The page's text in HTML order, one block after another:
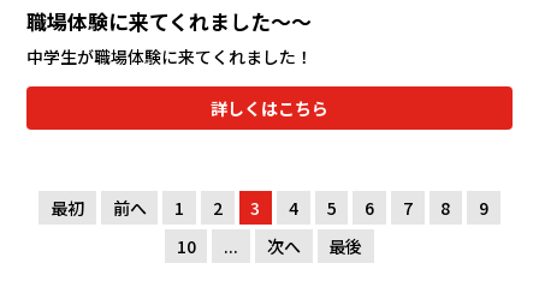
職場体験に来てくれました～～
中学生が職場体験に来てくれました！
詳しくはこちら
最初 前へ 1 2 3 4 5 6 7 8
9
10
... 次へ 最後